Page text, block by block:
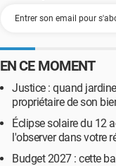
EN CE MOMENT
Justice : quand
propriétaire de son
Éclipse solaire du 12
l'observer dans votre
Budget 2027 : cette